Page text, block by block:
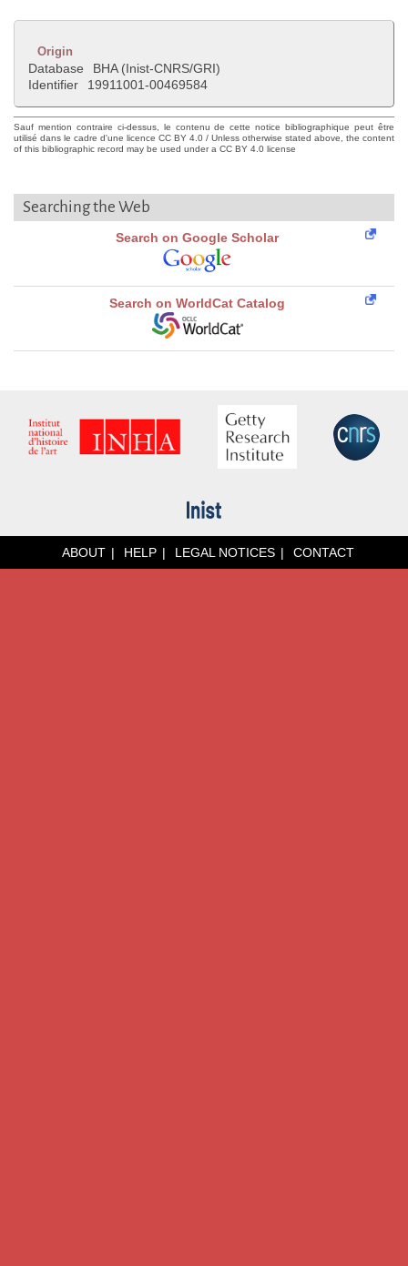
Origin
Database
BHA (Inist-CNRS/GRI)
Identifier
19911001-00469584
Sauf mention contraire ci-dessus, le contenu de cette notice bibliographique peut être
utilisé dans le cadre d'une licence CC BY 4.0 / Unless otherwise stated above, the content
of this bibliographic record may be used under a CC BY 4.0 license
Searching the Web
Search on Google Scholar
Search on WorldCat Catalog
ABOUT HELP LEGAL NOTICES CONTACT